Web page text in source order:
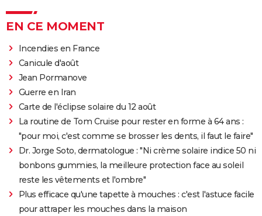
EN CE MOMENT
Incendies en France
Canicule d'août
Jean Pormanove
Guerre en Iran
Carte de l'éclipse solaire du 12 août
La routine de Tom Cruise pour rester en forme à 64 ans :
"pour moi, c'est comme se brosser les dents, il faut le faire"
Dr. Jorge Soto, dermatologue : "Ni crème solaire indice 50 ni
bonbons gummies, la meilleure protection face au soleil
reste les vêtements et l'ombre"
Plus efficace qu'une tapette à mouches : c'est l'astuce facile
pour attraper les mouches dans la maison